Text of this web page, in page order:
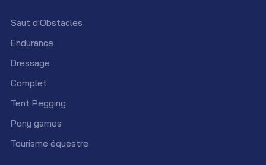
Saut d'Obstacles
Endurance
Dressage
Complet
Tent Pegging
Pony games
Tourisme équestre